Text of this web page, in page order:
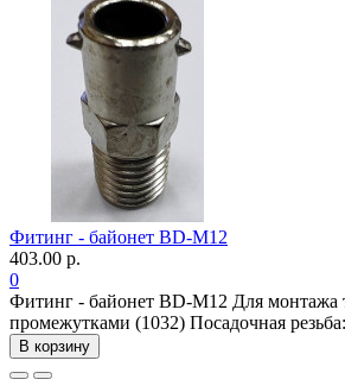
Фитинг - байонет ВD-М12
403.00 р.
0
Фитинг - байонет ВD-М12 Для монтажа
промежутками (1032) Посадочная
В корзину